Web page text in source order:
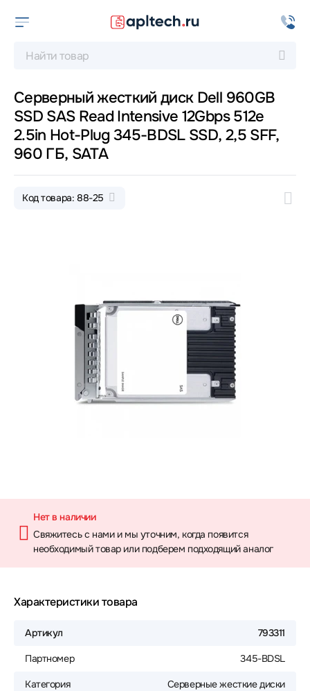
Серверный жесткий диск Dell 960GB
SSD SAS Read Intensive 12Gbps 512e
2.5in Hot-Plug 345-BDSL SSD, 2,5 SFF,
960 ГБ, SATA
Код товара: 88-25
Нет в наличии
Свяжитесь с нами и мы уточним, когда появится
необходимый товар или подберем подходящий аналог
Характеристики товара
Артикул 793311
Партномер 345-BDSL
Категория Серверные жесткие диски